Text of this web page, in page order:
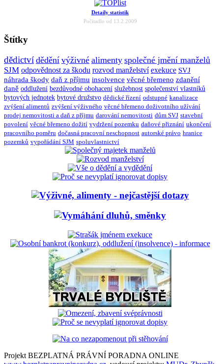
Detaily statistik
Počítadlo od 13.2.2009
Štítky
dědictví dědění výživné alimenty společné jmění manželů
SJM odpovědnost za škodu rozvod manželství exekuce SVJ
náhrada škody daň z příjmu insolvence věcné břemeno zdanění
daně oddlužení bezdůvodné obohacení služebnost společenství vlastníků
bytových jednotek bytové družstvo dědické řízení odstupné kanalizace
zvýšení alimentů zvýšení výživného věcné břemeno doživotního užívání
prodej nemovitosti a daň z příjmu darování nemovitosti dům SVJ stavební
povolení věcné břemeno dožití vydržení pozemku daňové přiznání ukončení
pracovního poměru dočasná pracovní neschopnost autorské právo hranice
pozemků vypořádání SJM spoluvlastnictví
Projekt BEZPLATNÁ PRÁVNÍ PORADNA ONLINE